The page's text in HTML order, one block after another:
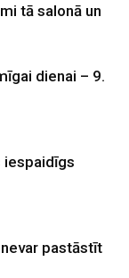
tā salonā un
dienai – 9.
iespaidīgs
pastāstīt